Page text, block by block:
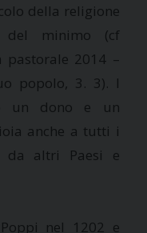
della religione
del minimo (cf
pastorale 2014 –
popolo, 3. 3). I
un dono e un
anche a tutti i
da altri Paesi e
nel 1202 e